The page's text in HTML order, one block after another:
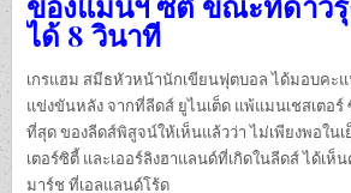
ได้ 8 วินาที
เกรแฮม สมีธหัวหน้านักเขียนฟุตบอล ได้มอบคะแ
แข่งขันหลัง จากที่ลีดส์ ยูไนเต็ด แพ้แมนเชสเตอ
ที่สุด ของลีดส์พิสูจน์ให้เห็นแล้วว่า ไม่เพียงพอใ
เตอร์ซิตี้ และเออร์ลิงฮาแลนด์ที่เกิดในลีดส์ ได้เห็
มาร์ช ที่เอลแลนด์โร้ด